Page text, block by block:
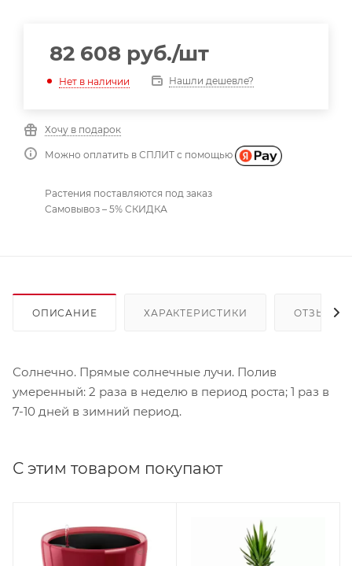
82 608 руб./шт
Нет в наличии Нашли дешевле?
Хочу в подарок
Можно оплатить в СПЛИТ с помощью
Растения поставляются под заказ
Самовывоз – 5% СКИДКА
ОПИСАНИЕ ХАРАКТЕРИСТИКИ ОТЗЫВЫ
Солнечно. Прямые солнечные лучи. Полив
умеренный: 2 раза в неделю в период роста; 1 раз в
7-10 дней в зимний период.
С этим товаром покупают